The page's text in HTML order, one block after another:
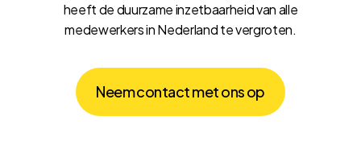
heeft de duurzame inzetbaarheid van alle
medewerkers in Nederland te vergroten.
Neemcontactmetonsop